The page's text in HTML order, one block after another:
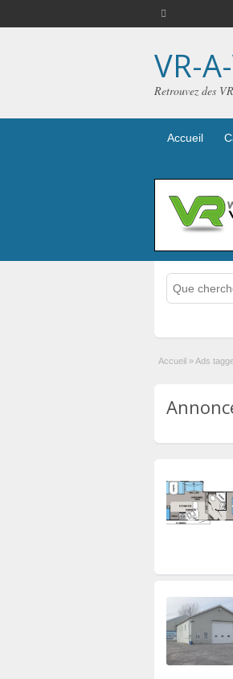
VR-
Retrouvez des
Accueil
Accueil »Ads